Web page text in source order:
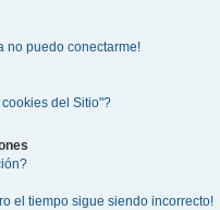
no puedo conectarme!
del Sitio"?
el tiempo sigue siendo incorrecto!